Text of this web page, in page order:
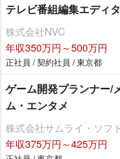
テレビ番組編集エディ
株式会社NVC
年収350万円～500万円
正社員 / 契約社員 / 東京都
ゲーム開発プランナー/
ム・エンタメ
株式会社サムライ・ソフト
年収375万円～425万円